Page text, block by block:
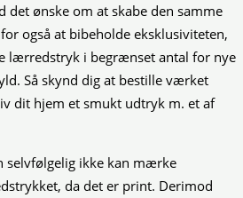
ønske om at skabe den samme
også at bibeholde eksklusiviteten,
lærredstryk i begrænset antal for nye
Så skynd dig at bestille værket
dit hjem et smukt udtryk m. et af
selvfølgelig ikke kan mærke
da det er print. Derimod